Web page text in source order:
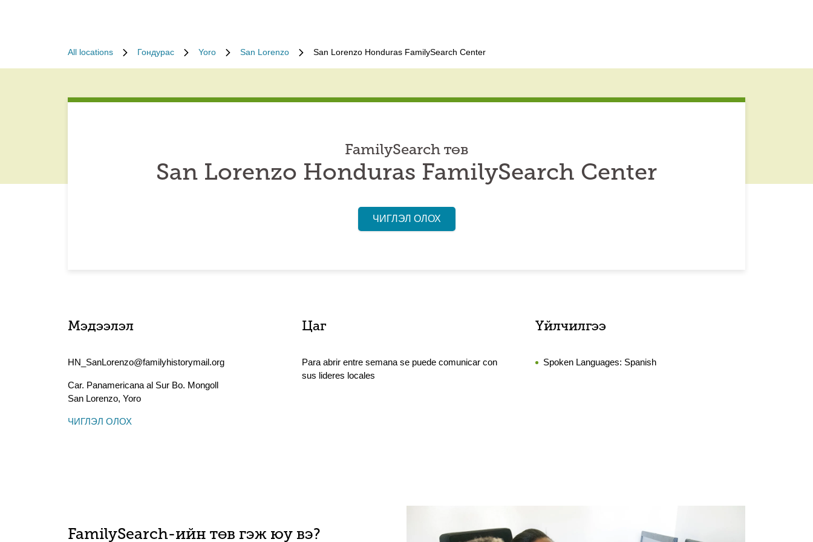
All locations Гондурас Yoro San Lorenzo San Lorenzo Honduras FamilySearch Center
FamilySearch төв
San Lorenzo Honduras FamilySearch Center
ЧИГЛЭЛ ОЛОХ
Мэдээлэл
HN_SanLorenzo@familyhistorymail.org
Car. Panamericana al Sur Bo. Mongoll
San Lorenzo, Yoro
ЧИГЛЭЛ ОЛОХ
Цаг
Para abrir entre semana se puede comunicar con
sus lideres locales
Үйлчилгээ
Spoken Languages: Spanish
FamilySearch-ийн төв гэж юу вэ?